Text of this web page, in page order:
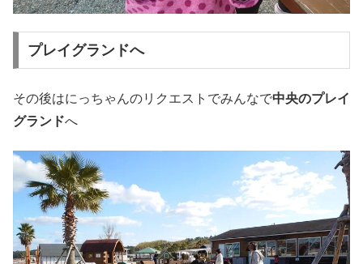
プレイグランドへ
その後はにっちゃんのリクエストでみんなで中央のプレイ
グランドへ